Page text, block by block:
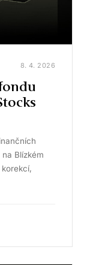
8. 4. 2026
Blízkém